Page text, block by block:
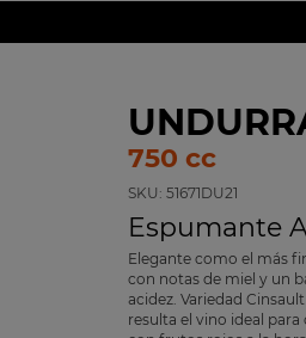
750 cc
SKU: 51671DU21
Espumante
Elegante como el más
con notas de miel y un
acidez. Variedad
resulta el vino ideal